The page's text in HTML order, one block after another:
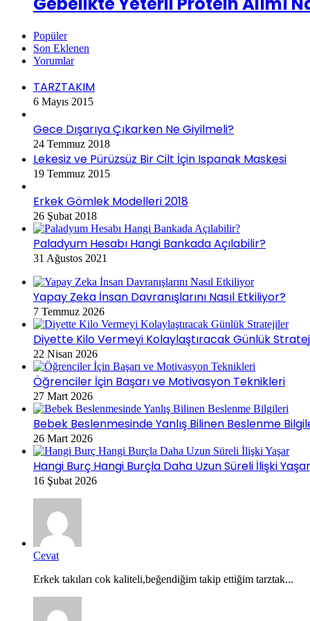
Popüler
Son Eklenen
Yorumlar
TARZTAKIM
6 Mayıs 2015
Gece Dışarıya Çıkarken Ne Giyilmeli?
24 Temmuz 2018
Lekesiz ve Pürüzsüz Bir Cilt İçin Ispanak Maskesi
19 Temmuz 2015
Erkek Gömlek Modelleri 2018
26 Şubat 2018
Paladyum Hesabı Hangi Bankada Açılabilir?
31 Ağustos 2021
Yapay Zeka İnsan Davranışlarını Nasıl Etkiliyor?
7 Temmuz 2026
Diyette Kilo Vermeyi Kolaylaştıracak Günlük
22 Nisan 2026
Öğrenciler İçin Başarı ve Motivasyon Teknikleri
27 Mart 2026
Bebek Beslenmesinde Yanlış Bilinen Beslenme
26 Mart 2026
Hangi Burç Hangi Burçla Daha Uzun Süreli İlişki
16 Şubat 2026
Cevat
Erkek takıları cok kaliteli,beğendiğim takip ettiğim tarztak...